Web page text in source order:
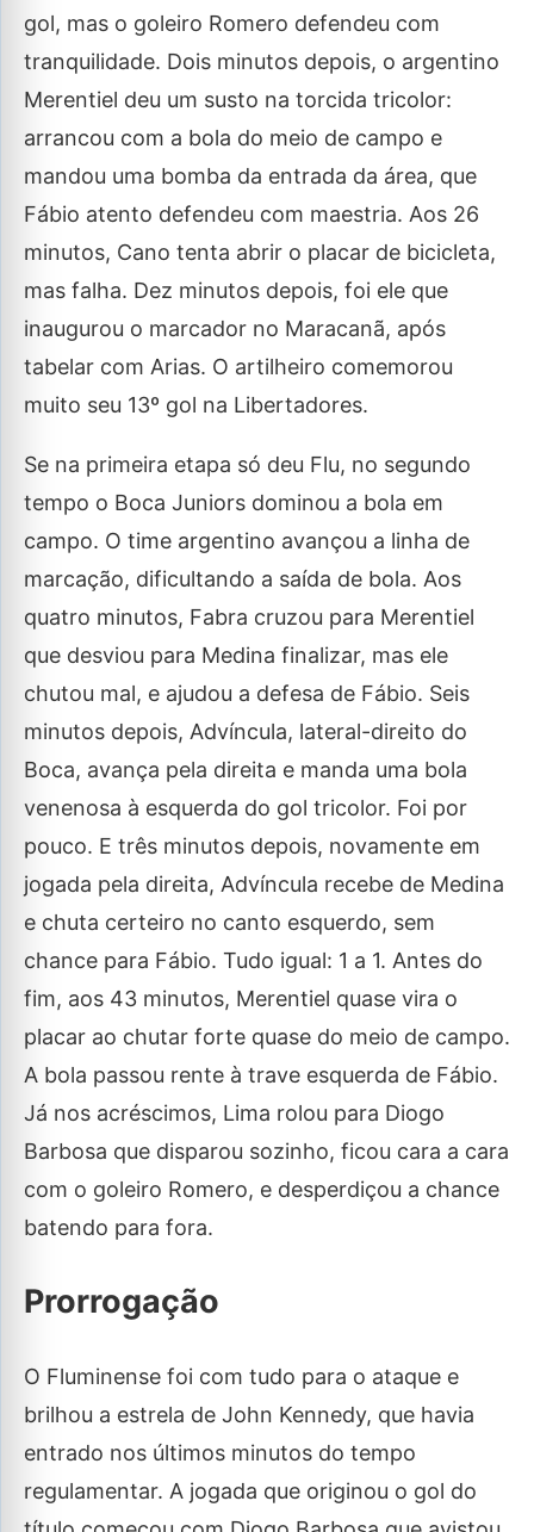
gol, mas o goleiro Romero defendeu com
tranquilidade. Dois minutos depois, o argentino
Merentiel deu um susto na torcida tricolor:
arrancou com a bola do meio de campo e
mandou uma bomba da entrada da área, que
Fábio atento defendeu com maestria. Aos 26
minutos, Cano tenta abrir o placar de bicicleta,
mas falha. Dez minutos depois, foi ele que
inaugurou o marcador no Maracanã, após
tabelar com Arias. O artilheiro comemorou
muito seu 13º gol na Libertadores.
Se na primeira etapa só deu Flu, no segundo
tempo o Boca Juniors dominou a bola em
campo. O time argentino avançou a linha de
marcação, dificultando a saída de bola. Aos
quatro minutos, Fabra cruzou para Merentiel
que desviou para Medina finalizar, mas ele
chutou mal, e ajudou a defesa de Fábio. Seis
minutos depois, Advíncula, lateral-direito do
Boca, avança pela direita e manda uma bola
venenosa à esquerda do gol tricolor. Foi por
pouco. E três minutos depois, novamente em
jogada pela direita, Advíncula recebe de Medina
e chuta certeiro no canto esquerdo, sem
chance para Fábio. Tudo igual: 1 a 1. Antes do
fim, aos 43 minutos, Merentiel quase vira o
placar ao chutar forte quase do meio de campo.
A bola passou rente à trave esquerda de Fábio.
Já nos acréscimos, Lima rolou para Diogo
Barbosa que disparou sozinho, ficou cara a cara
com o goleiro Romero, e desperdiçou a chance
batendo para fora.
Prorrogação
O Fluminense foi com tudo para o ataque e
brilhou a estrela de John Kennedy, que havia
entrado nos últimos minutos do tempo
regulamentar. A jogada que originou o gol do